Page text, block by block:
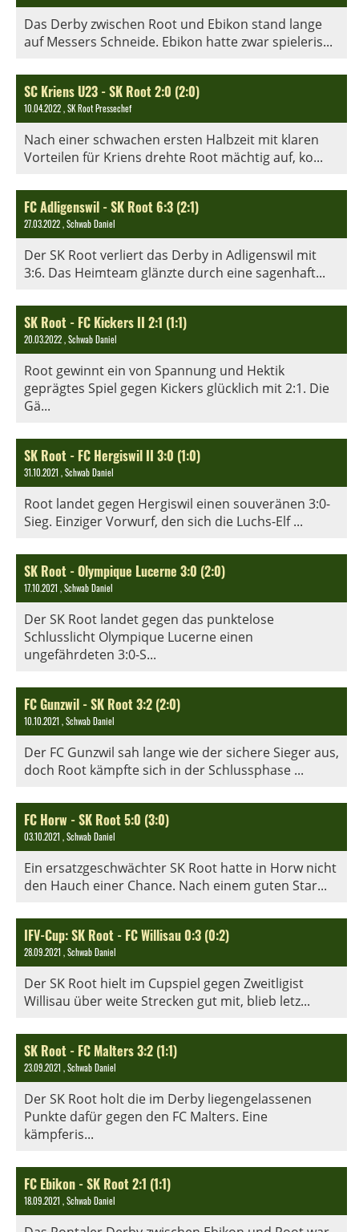
Das Derby zwischen Root und Ebikon stand lange
auf Messers Schneide. Ebikon hatte zwar spieleris...
SC Kriens U23 - SK Root 2:0 (2:0)
10.04.2022, SK Root Pressechef
Nach einer schwachen ersten Halbzeit mit klaren
Vorteilen für Kriens drehte Root mächtig auf, ko...
FC Adligenswil - SK Root 6:3 (2:1)
27.03.2022, Schwab Daniel
Der SK Root verliert das Derby in Adligenswil mit
3:6. Das Heimteam glänzte durch eine sagenhaft...
SK Root - FC Kickers II 2:1 (1:1)
20.03.2022, Schwab Daniel
Root gewinnt ein von Spannung und Hektik
geprägtes Spiel gegen Kickers glücklich mit 2:1. Die
Gä...
SK Root - FC Hergiswil II 3:0 (1:0)
31.10.2021 , Schwab Daniel
Root landet gegen Hergiswil einen souveränen 3:0-
Sieg. Einziger Vorwurf, den sich die Luchs-Elf ...
SK Root - Olympique Lucerne 3:0 (2:0)
17.10.2021 , Schwab Daniel
Der SK Root landet gegen das punktelose
Schlusslicht Olympique Lucerne einen
ungefährdeten 3:0-S...
FC Gunzwil - SK Root 3:2 (2:0)
10.10.2021 , Schwab Daniel
Der FC Gunzwil sah lange wie der sichere Sieger aus,
doch Root kämpfte sich in der Schlussphase ...
FC Horw - SK Root 5:0 (3:0)
03.10.2021 , Schwab Daniel
Ein ersatzgeschwächter SK Root hatte in Horw nicht
den Hauch einer Chance. Nach einem guten Star...
IFV-Cup: SK Root - FC Willisau 0:3 (0:2)
28.09.2021 , Schwab Daniel
Der SK Root hielt im Cupspiel gegen Zweitligist
Willisau über weite Strecken gut mit, blieb letz...
SK Root - FC Malters 3:2 (1:1)
23.09.2021 , Schwab Daniel
Der SK Root holt die im Derby liegengelassenen
Punkte dafür gegen den FC Malters. Eine
kämpferis...
FC Ebikon - SK Root 2:1 (1:1)
18.09.2021 , Schwab Daniel